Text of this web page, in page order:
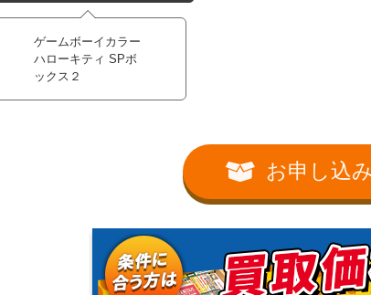
ゲームボーイカラー
ハローキティ SPボ
ックス２
お申し込